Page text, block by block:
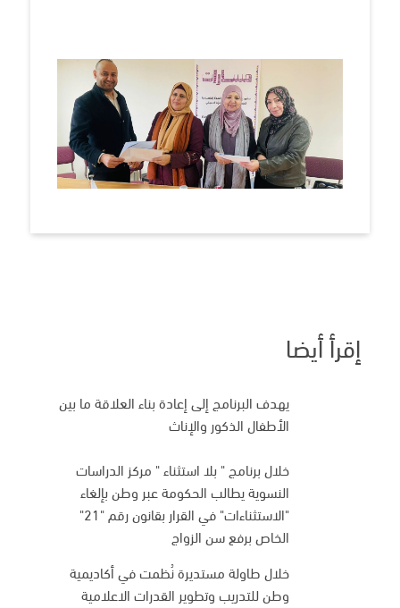
إقرأ أيضا
يهدف البرنامج إلى إعادة بناء العلاقة ما بين
الأطفال الذكور والإناث
خلال برنامج " بلا استثناء " مركز الدراسات
النسوية يطالب الحكومة عبر وطن بإلغاء
"الاستثناءات" في القرار بقانون رقم "21"
الخاص برفع سن الزواج
خلال طاولة مستديرة نُظمت في أكاديمية
وطن للتدريب وتطوير القدرات الاعلامية